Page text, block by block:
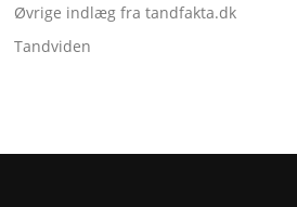
Øvrige indlæg fra tandfakta.dk
Tandviden